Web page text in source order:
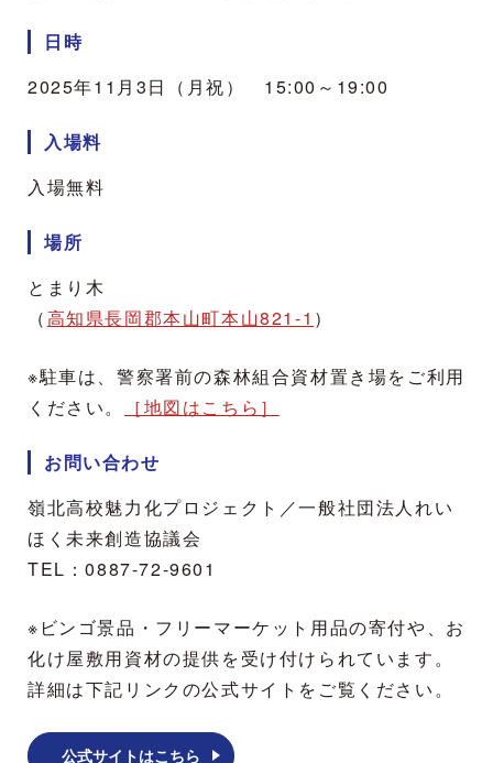
日時
2025年11月3日（月祝） 15:00～19:00
入場料
入場無料
場所
とまり木
（高知県長岡郡本山町本山821-1 ）
※駐車は、警察署前の森林組合資材置き場をご利用
ください。
［地図はこちら］
お問い合わせ
嶺北高校魅力化プロジェクト／一般社団法人れい
ほく未来創造協議会
TEL：0887-72-9601
※ビンゴ景品・フリーマーケット用品の寄付や、お
化け屋敷用資材の提供を受け付けられています。
詳細は下記リンクの公式サイトをご覧ください。
公式サイトはこちら